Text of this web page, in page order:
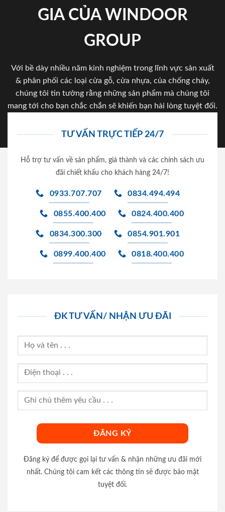
GIA CỦA WINDOOR
GROUP
Với bề dày nhiều năm kinh nghiệm trong lĩnh vực sản xuất
& phân phối các loại cửa gỗ, cửa nhựa, của chống cháy,
chúng tôi tin tưởng rằng những sản phẩm mà chúng tôi
mang tới cho bạn chắc chắn sẽ khiến bạn hài lòng tuyệt đối.
TƯ VẤN TRỰC TIẾP 24/7
Hỗ trợ tư vấn về sản phẩm, giá thành và các chính sách ưu
đãi chiết khấu cho khách hàng 24/7!
0933.707.707 0834.494.494
0855.400.400 0824.400.400
0834.300.300 0854.901.901
0899.400.400 0818.400.400
ĐK TƯ VẤN/ NHẬN ƯU ĐÃI
Đăng ký để được gọi lại tư vấn & nhận những ưu đãi mới
nhất. Chúng tôi cam kết các thông tin sẽ được bảo mật
tuyệt đối.